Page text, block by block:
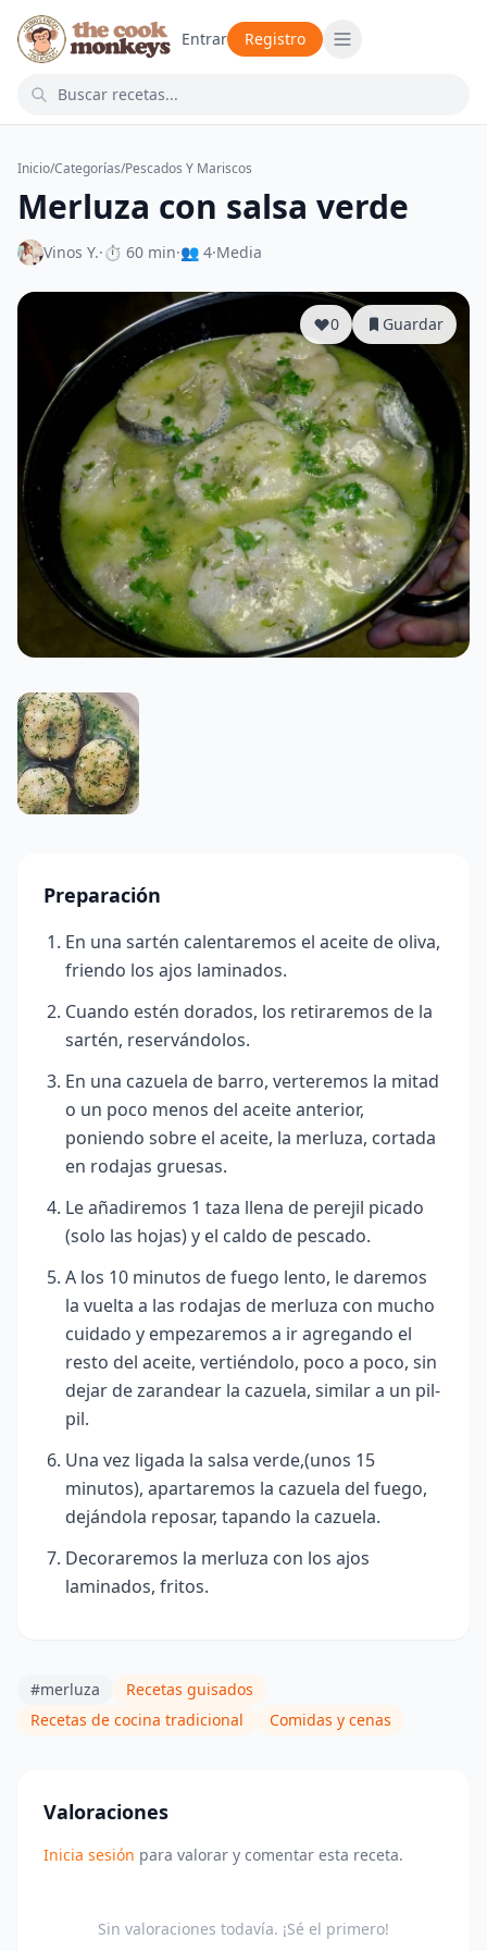
Entrar Registro
Inicio/Categorías/Pescados Y Mariscos
Merluza con salsa verde
Vinos Y.·⏱ 60 min·👥 4·Media
0 Guardar
Preparación
En una sartén calentaremos el aceite de oliva,
friendo los ajos laminados.
Cuando estén dorados, los retiraremos de la
sartén, reservándolos.
En una cazuela de barro, verteremos la mitad
o un poco menos del aceite anterior,
poniendo sobre el aceite, la merluza, cortada
en rodajas gruesas.
Le añadiremos 1 taza llena de perejil picado
(solo las hojas) y el caldo de pescado.
A los 10 minutos de fuego lento, le daremos
la vuelta a las rodajas de merluza con mucho
cuidado y empezaremos a ir agregando el
resto del aceite, vertiéndolo, poco a poco, sin
dejar de zarandear la cazuela, similar a un pil-
pil.
Una vez ligada la salsa verde,(unos 15
minutos), apartaremos la cazuela del fuego,
dejándola reposar, tapando la cazuela.
Decoraremos la merluza con los ajos
laminados, fritos.
#merluza
Recetas guisados
Recetas de cocina tradicional
Comidas y cenas
Valoraciones
Inicia sesión para valorar y comentar esta receta.
Sin valoraciones todavía. ¡Sé el primero!